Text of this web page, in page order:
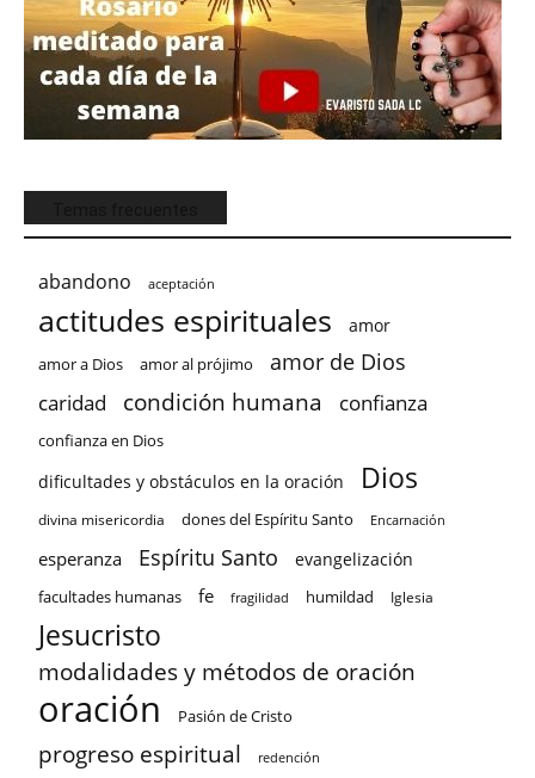
abandono aceptación
actitudes espirituales amor
amor a Dios amor al prójimo amor de Dios
caridad condición humana confianza
confianza en Dios
dificultades y obstáculos en la oración Dios
divina misericordia dones del Espíritu Santo Encarnación
esperanza Espíritu Santo evangelización
facultades humanas fe fragilidad humildad Iglesia
Jesucristo
modalidades y métodos de oración
oración Pasión de Cristo
progreso espiritual redención